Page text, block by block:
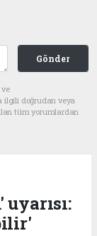
Gönder
ilgili doğrudan veya
tüm yorumlardan
uyarısı: